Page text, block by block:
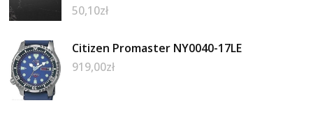
50,10zł
Citizen Promaster NY0040-17LE
919,00zł